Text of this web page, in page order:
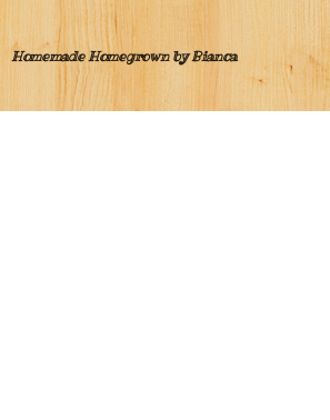
Homemade Homegrown by Bianca